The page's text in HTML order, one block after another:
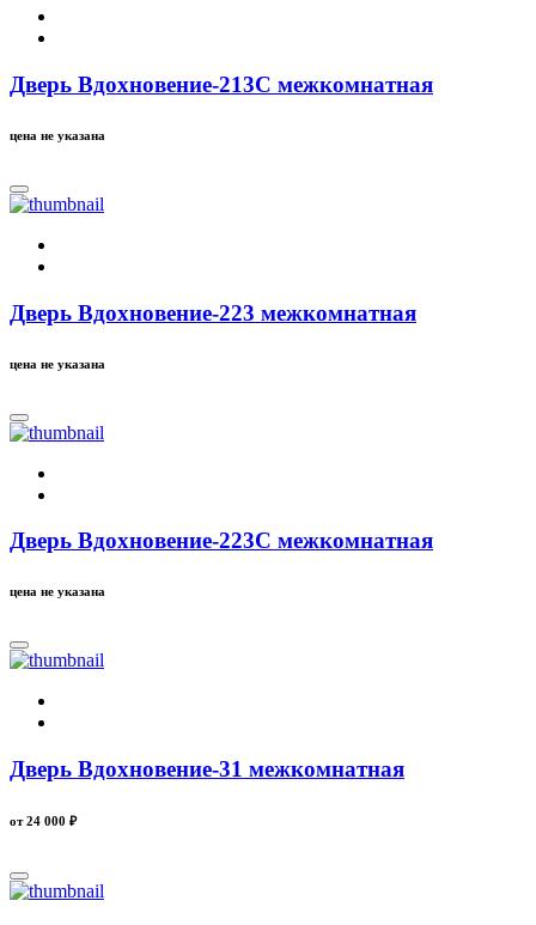
Дверь Вдохновение-213C межкомнатная
цена не указана
Дверь Вдохновение-223 межкомнатная
цена не указана
Дверь Вдохновение-223C межкомнатная
цена не указана
Дверь Вдохновение-31 межкомнатная
от 24 000 ₽